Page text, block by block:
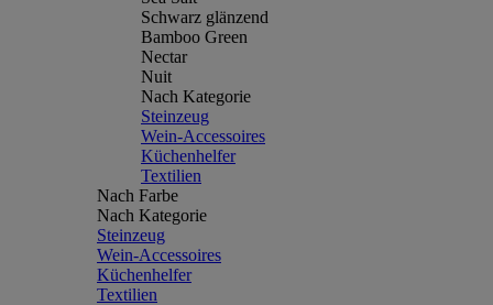
Schwarz glänzend
Bamboo Green
Nectar
Nuit
Nach Kategorie
Steinzeug
Wein-Accessoires
Küchenhelfer
Textilien
Nach Farbe
Nach Kategorie
Steinzeug
Wein-Accessoires
Küchenhelfer
Textilien